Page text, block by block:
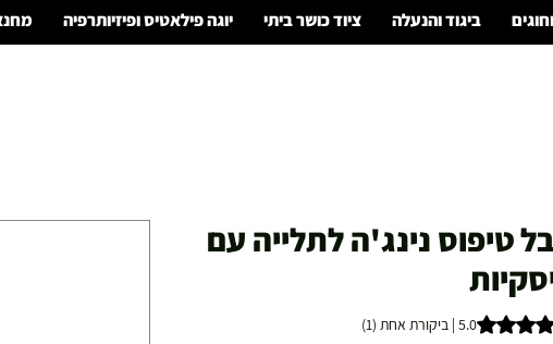
ביגוד והנעלה ציוד כושר ביתי יוגה פילאטיס ופיזיותרפיה
טיפוס נינג'ה לתלייה עם
Rating is 5.0 out of five stars based on 1
5.0 | ביקורת אחת (1)